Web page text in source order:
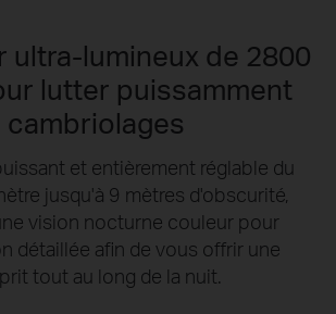
ultra-lumineux de 2800
lutter puissamment
et entièrement réglable du
jusqu'à 9 mètres d'obscurité,
vision nocturne couleur pour
détaillée afin de vous offrir une
tout au long de la nuit.